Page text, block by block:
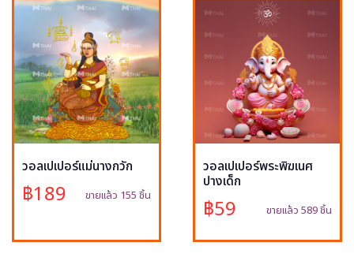
วอลเปเปอร์แม่นางกวัก
฿189 ขายแล้ว 155 ชิ้น
วอลเปเปอร์พระพิฆเนศ
ปางเด็ก
฿59 ขายแล้ว 589 ชิ้น